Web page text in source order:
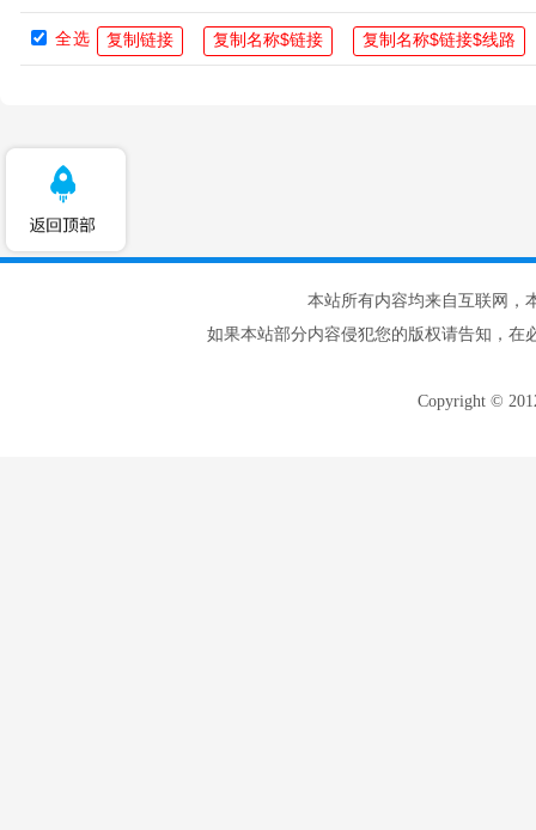
全选
本站所有内容均来自互联网，
如果本站部分内容侵犯您的版权请告知，在
Copyright ©